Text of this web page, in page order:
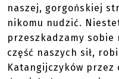
naszej, gorgońskiej
nikomu nudzić.
przeszkadzamy sobie
część naszych sił,
Katangijczyków przez